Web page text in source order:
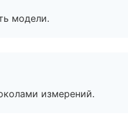
модели.
измерений.